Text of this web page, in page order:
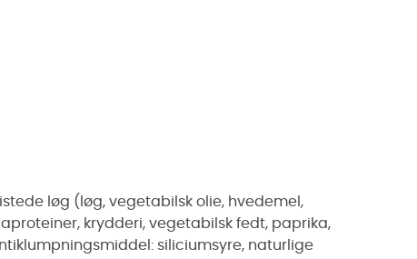
løg (løg, vegetabilsk olie, hvedemel,
krydderi, vegetabilsk fedt, paprika,
siliciumsyre, naturlige